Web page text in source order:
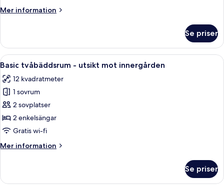
mot
Mer information
Mer
trippelrum
utsikt
innergården
Se priser
Öppna
alla
foton
för
Basic
tvåbäddsrum
-
mot
Ett rum med två separata sängar,
3
Basic tvåbäddsrum - utsikt mot innergården
12 kvadratmeter
1 sovrum
2 sovplatser
2 enkelsängar
Gratis wi-fi
Mer information
Mer
tvåbäddsrum
Se priser